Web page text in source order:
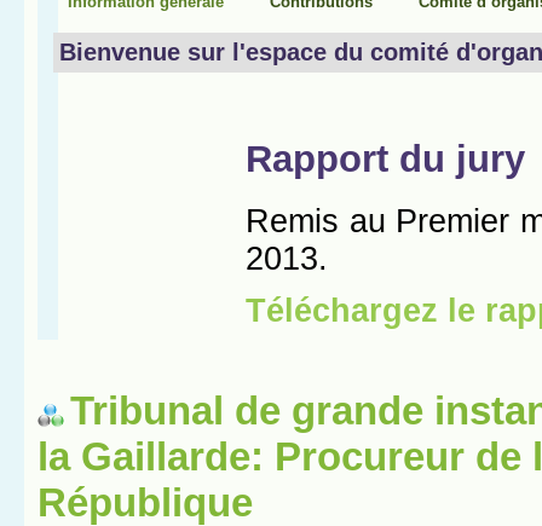
Tribunal de grande
la Gaillarde: Procureur de
République